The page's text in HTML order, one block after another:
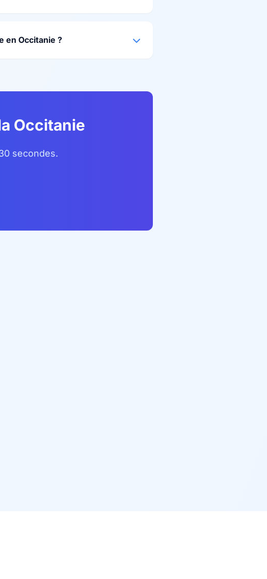
en Occitanie ?
Occitanie
secondes.